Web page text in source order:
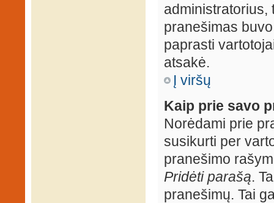
administratorius,
pranešimas
paprasti
atsakė.
Į viršų
Kaip prie savo
Norėdami prie
susikurti per
pranešimo
Pridėti parašą.
pranešimų. Tai